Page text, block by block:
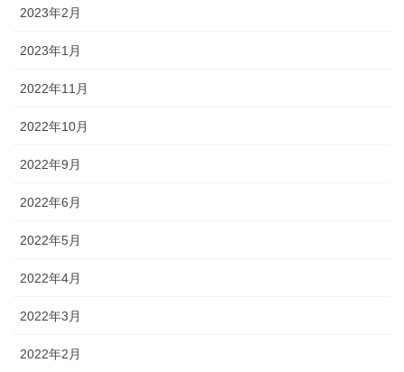
2023年2月
2023年1月
2022年11月
2022年10月
2022年9月
2022年6月
2022年5月
2022年4月
2022年3月
2022年2月